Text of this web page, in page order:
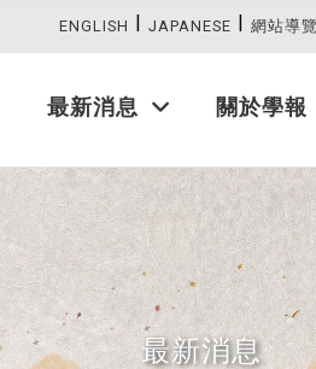
最新消息 關於學報
ENGLISH | JAPANESE | 網站導覽
最新消息